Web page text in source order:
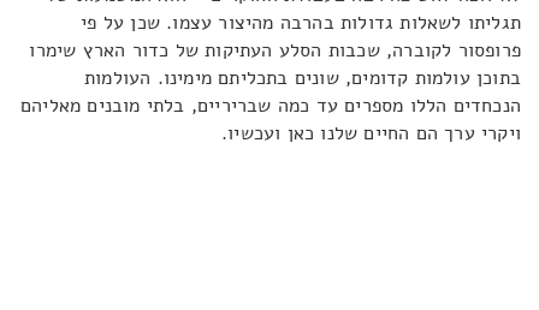
תגליתו לשאלות גדולות בהרבה מהיצור עצמו. שכן על פי
פרופסור לקוברה, שכבות הסלע העתיקות של כדור הארץ שימרו
בתוכן עולמות קדומים, שונים בתכליתם מימינו. העולמות
הנכחדים הללו מספרים עד כמה שבריריים, בלתי מובנים מאליהם
ויקרי ערך הם החיים שלנו כאן ועכשיו.